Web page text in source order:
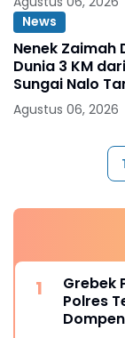
News
Nenek Zaimah
Dunia 3 KM
Sungai Nalo
Agustus 06, 2026
Grebek
Polres